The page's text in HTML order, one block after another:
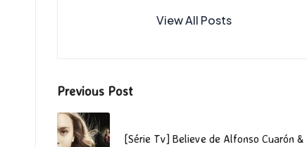
View All Posts
Post
navigation
Previous Post
[Série Tv] Believe de Alfonso Cuarón &